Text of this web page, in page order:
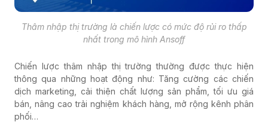
Thâm nhập thị trường là chiến lược có mức độ rủi ro thấp
nhất trong mô hình Ansoff
Chiến lược thâm nhập thị trường thường được thực hiện
thông qua những hoạt động như: Tăng cường các chiến
dịch marketing, cải thiện chất lượng sản phẩm, tối ưu giá
bán, nâng cao trải nghiệm khách hàng, mở rộng kênh phân
phối…